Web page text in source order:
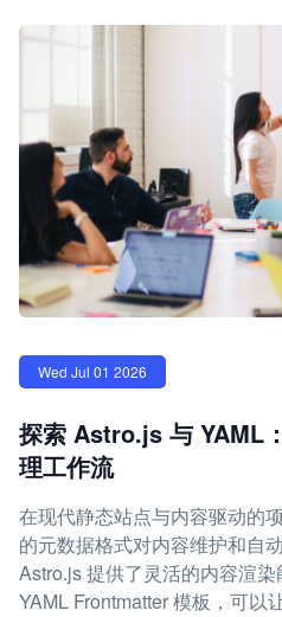
Wed Jul 01 2026
探索 Astro.js 与 YAML
理工作流
在现代静态站点与内容驱动的
的元数据格式对内容维护和自
Astro.js 提供了灵活的内容渲
YAML Frontmatter 模板，可以